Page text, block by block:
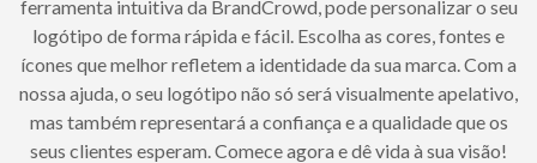
ferramenta intuitiva da BrandCrowd, pode personalizar o seu
logótipo de forma rápida e fácil. Escolha as cores, fontes e
ícones que melhor refletem a identidade da sua marca. Com a
nossa ajuda, o seu logótipo não só será visualmente apelativo,
mas também representará a confiança e a qualidade que os
seus clientes esperam. Comece agora e dê vida à sua visão!